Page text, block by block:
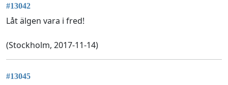
#13042
Låt älgen vara i fred!
(Stockholm, 2017-11-14)
#13045